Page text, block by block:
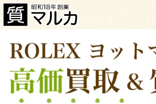
大阪・豊中市のお客様よりロレックス ヨットマスター
で買取しました。ロレックス ヨットマスターの買取＆
ルカにお任せ下さい。（2025年11月時点の価格です）